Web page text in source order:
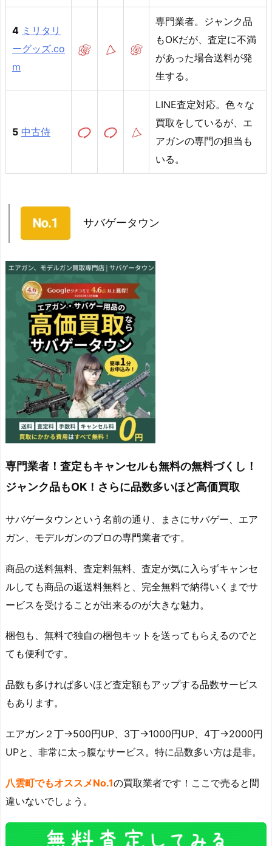
4 ミリタリ
ーグッズ.co
m
専門業者。ジャンク品
もOKだが、査定に不満
があった場合送料が発
生する。
5 中古侍
LINE査定対応。色々な
買取をしているが、エ
アガンの専門の担当も
いる。
サバゲータウン
専門業者！査定もキャンセルも無料の無料づくし！
ジャンク品もOK！さらに品数多いほど高価買取
サバゲータウンという名前の通り、まさにサバゲー、エア
ガン、モデルガンのプロの専門業者です。
商品の送料無料、査定料無料、査定が気に入らずキャンセ
ルしても商品の返送料無料と、完全無料で納得いくまでサ
ービスを受けることが出来るのが大きな魅力。
梱包も、無料で独自の梱包キットを送ってもらえるのでと
ても便利です。
品数も多ければ多いほど査定額もアップする品数サービス
もあります。
エアガン２丁→500円UP、3丁→1000円UP、4丁→2000円
UPと、非常に太っ腹なサービス。特に品数多い方は是非。
八雲町でもオススメNo.1の買取業者です！ここで売ると間
違いないでしょう。